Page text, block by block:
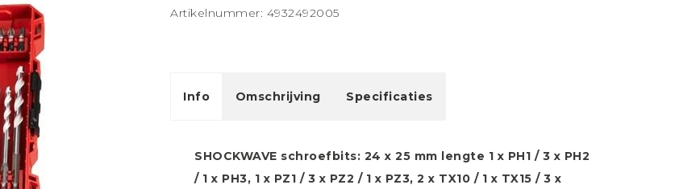
Artikelnummer: 4932492005
Info Omschrijving Specificaties
SHOCKWAVE schroefbits: 24 x 25 mm lengte 1 x PH1 / 3 x PH2
/ 1 x PH3, 1 x PZ1 / 3 x PZ2 / 1 x PZ3, 2 x TX10 / 1 x TX15 / 3 x